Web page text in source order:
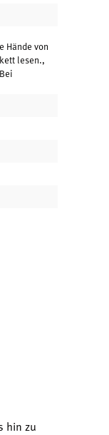
Hände von
lesen.,
hin zu